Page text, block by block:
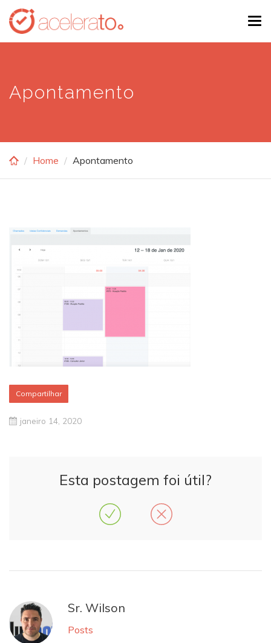
Skip
main
Apontamento
Home Apontamento
Compartilhar
janeiro 14, 2020
Esta postagem foi útil?
Sr. Wilson
Posts